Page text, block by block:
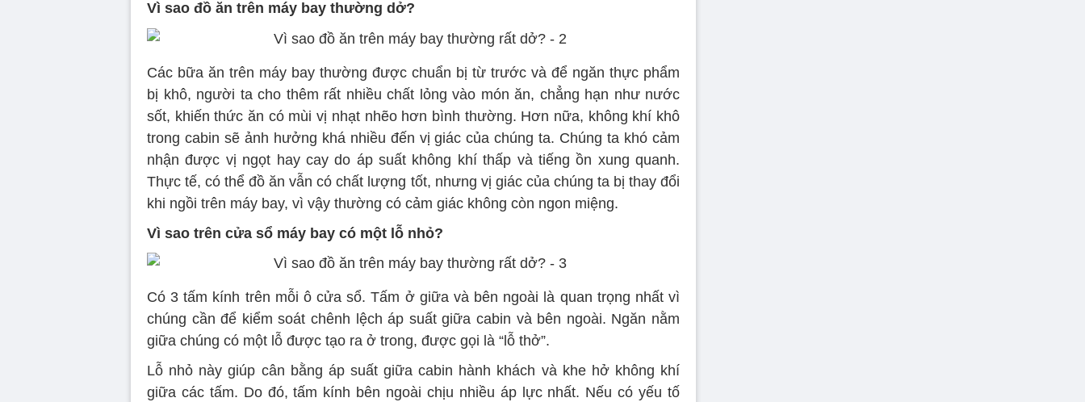
Vì sao đồ ăn trên máy bay thường dở?
Các bữa ăn trên máy bay thường được chuẩn bị từ trước và để ngăn thực phẩm
bị khô, người ta cho thêm rất nhiều chất lỏng vào món ăn, chẳng hạn như nước
sốt, khiến thức ăn có mùi vị nhạt nhẽo hơn bình thường. Hơn nữa, không khí khô
trong cabin sẽ ảnh hưởng khá nhiều đến vị giác của chúng ta. Chúng ta khó cảm
nhận được vị ngọt hay cay do áp suất không khí thấp và tiếng ồn xung quanh.
Thực tế, có thể đồ ăn vẫn có chất lượng tốt, nhưng vị giác của chúng ta bị thay đổi
khi ngồi trên máy bay, vì vậy thường có cảm giác không còn ngon miệng.
Vì sao trên cửa sổ máy bay có một lỗ nhỏ?
Có 3 tấm kính trên mỗi ô cửa sổ. Tấm ở giữa và bên ngoài là quan trọng nhất vì
chúng cần để kiểm soát chênh lệch áp suất giữa cabin và bên ngoài. Ngăn nằm
giữa chúng có một lỗ được tạo ra ở trong, được gọi là “lỗ thở”.
Lỗ nhỏ này giúp cân bằng áp suất giữa cabin hành khách và khe hở không khí
giữa các tấm. Do đó, tấm kính bên ngoài chịu nhiều áp lực nhất. Nếu có yếu tố